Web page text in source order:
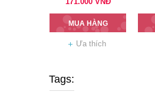
MUA HÀNG
Ưa thích
Tags: